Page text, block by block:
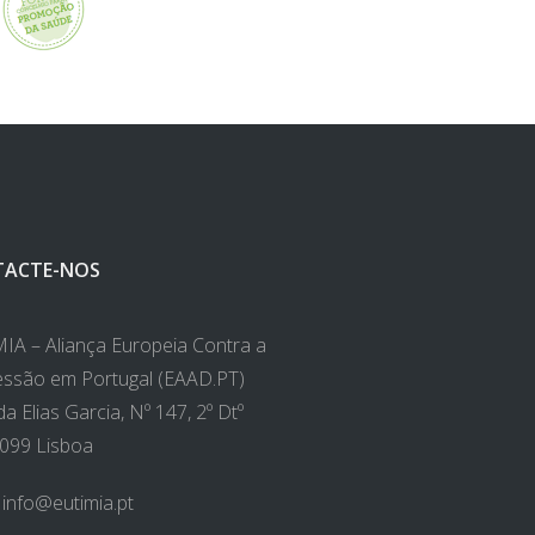
NOS
– Aliança Europeia Contra a
em Portugal (EAAD.PT)
Elias Garcia, Nº 147, 2º Dtº
Lisboa
info@eutimia.pt